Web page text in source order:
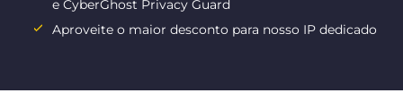
e CyberGhost Privacy Guard
Aproveite o maior desconto para nosso IP dedicado